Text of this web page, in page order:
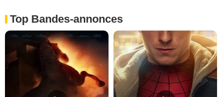
Top Bandes-annonces